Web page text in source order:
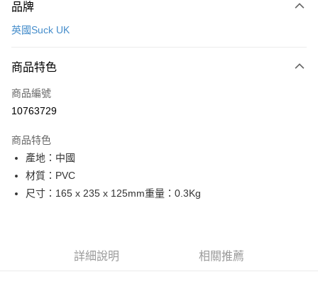
信用卡一次付款
Apple Pay
街口支付
Google Pay
全盈+PAY
大哥付你分期
2.付款方式選擇「大哥付你分期」，訂單成立後會自動跳轉到大哥付的交易
品牌
英國Suck UK
商品特色
商品編號
10763729
商品特色
產地：中國
材質：PVC
尺寸：165 x 235 x 125mm重量：0.3Kg
詳細說明 相關推薦